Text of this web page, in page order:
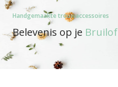
Handgemaakte trouwaccessoires
Belevenis op je